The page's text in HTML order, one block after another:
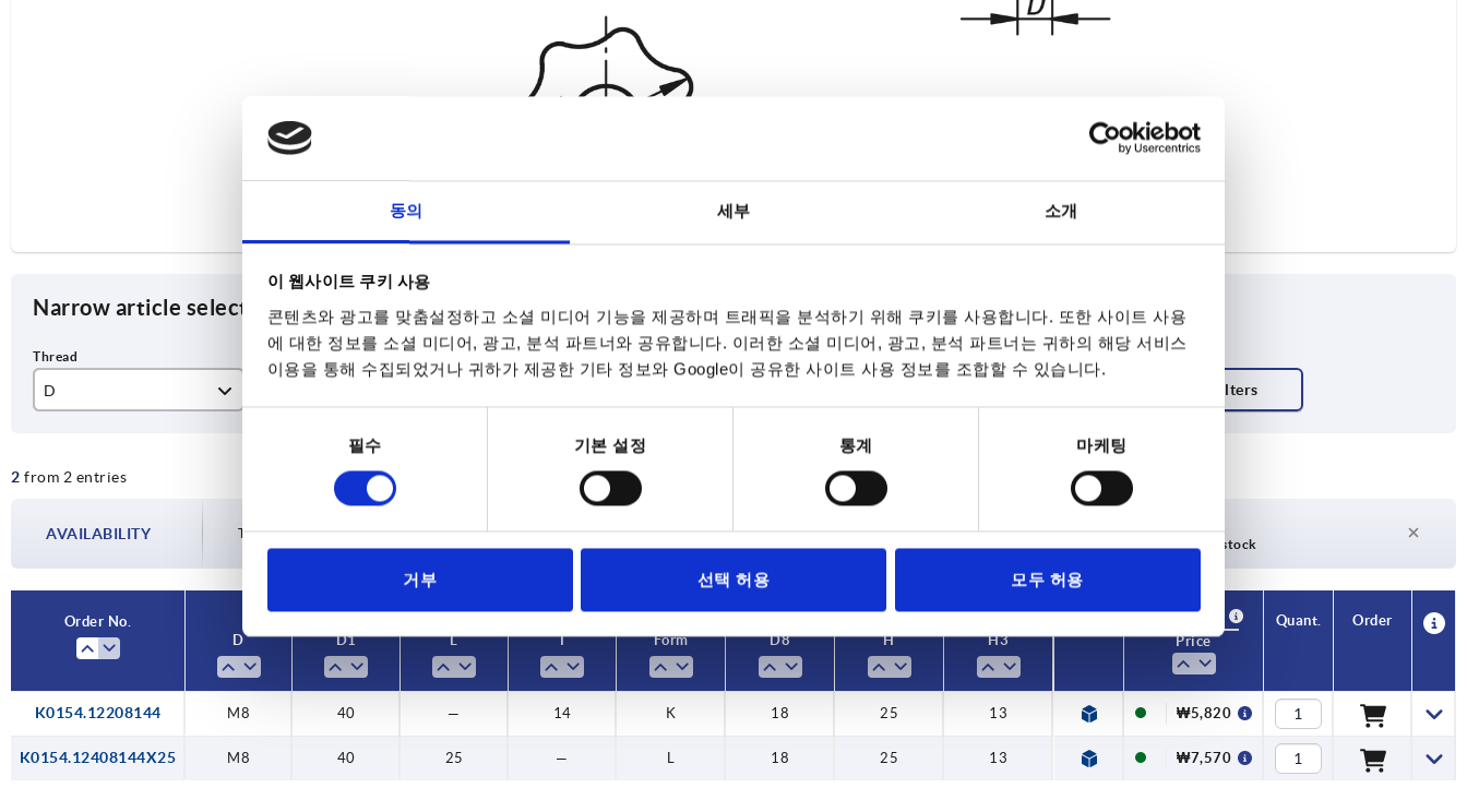
동의 세부 소개
이 웹사이트 쿠키 사용
콘텐츠와 광고를 맞춤설정하고 소셜 미디어 기능을 제공하며 트래픽을 분석하기 위해 쿠키를 사용합니다. 또한 사이트 사용
에 대한 정보를 소셜 미디어, 광고, 분석 파트너와 공유합니다. 이러한 소셜 미디어, 광고, 분석 파트너는 귀하의 해당 서비스
이용을 통해 수집되었거나 귀하가 제공한 기타 정보와 Google이 공유한 사이트 사용 정보를 조합할 수 있습니다.
필수 기본 설정 통계 마케팅
거부 선택 허용 모두 허용
Narrow article selection
D
2 from 2 entries INCREASE TABLE SIZE
AVAILABILITY The availabilities are updated several times a day at regular intervals.
Currently out of stock
Order No.
D
D1 L T Form D8 H H3
Availability
Price
Quant. Order
K0154.12208144 M8 40 — 14 K 18 25 13 ₩5,820
K0154.12408144X25 M8 40 25 — L 18 25 13 ₩7,570